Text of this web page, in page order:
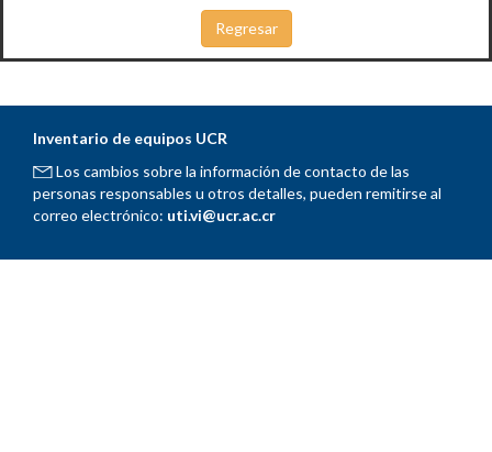
Inventario de equipos UCR
Los cambios sobre la información de contacto de las
personas responsables u otros detalles, pueden remitirse al
correo electrónico: uti.vi@ucr.ac.cr